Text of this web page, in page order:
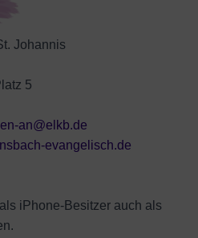
Johannis
5
an@elkb.de
evangelisch.de
iPhone-Besitzer auch als